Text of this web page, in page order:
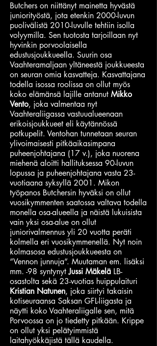
Butchers on niittänyt mainetta hyvästä
juniorityöstä, jota etenkin 2000-luvun
puolivälistä 2010-luvulle tehtiin isolla
volyymilla. Sen tuotosta tarjoillaan nyt
hyvinkin porvoolaisella
edustusjoukkueella. Suurin osa
Vaahteramaljaan yltäneestä joukkueesta
on seuran omia kasvatteja. Kasvattajana
todella isossa roolissa on ollut myös
koko elämänsä lajille antanut Mikko
Vento, joka valmentaa nyt
Vaahteraliigassa vastuualueenaan
erikoisjoukkueet eli käytännössä
potkupelit. Ventohan tunnetaan seuran
ylivoimaisesti pitkäaikasimpana
puheenjohtajana (17 v.), joka nuorena
miehenä aloitti hallituksessa 90-luvun
lopussa ja puheenjohtajana vasta 23-
vuotiaana syksyllä 2001. Mikon
työpanos Butchersin hyväksi on ollut
vuosikymmenten saatossa valtava todella
monella osa-alueella ja näistä lukuisista
vain yksi osa-alue on ollut
juniorivalmennus yli 20 vuotta peräti
kolmella eri vuosikymmenellä. Nyt noin
kolmasosa edustusjoukkueesta on
”Vennon junnuja”. Muutaman em. lisäksi
mm. -98 syntynytJussi Mäkelä LB-
osastolta sekä 23-vuotias huippulaituri
Kristian Natunen, joka siirtyi takaisin
kotiseuraansa Saksan GFL-liigasta ja
näytti koko Vaahteraliigalle sen, mitä
Porvoossa on jo tiedetty pitkään. Krippe
on ollut yksi pelätyimmistä
laitahyökkäjistä tällä kaudella.